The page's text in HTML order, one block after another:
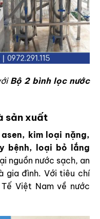
Bộ 2 bình lọc nước
sản xuất
kim loại nặng,
bệnh, loại bỏ lắng
nguồn nước sạch, an
gia đình. Với tiêu chí
Việt Nam về nước